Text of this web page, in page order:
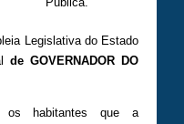
Legislativa do Estado
de GOVERNADOR DO
habitantes que a